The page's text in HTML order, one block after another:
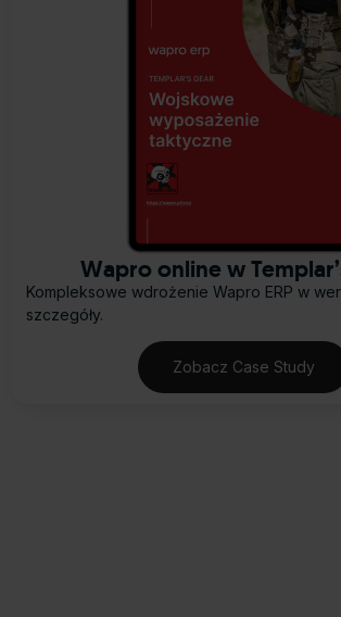
Wapro online w
Kompleksowe wdrożenie Wapro ERP w
szczegóły.
Zobacz Case Study